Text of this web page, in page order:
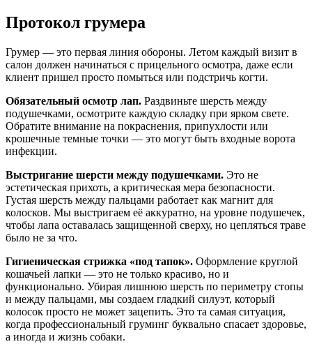
Протокол грумера
Грумер — это первая линия обороны. Летом каждый визит в
салон должен начинаться с прицельного осмотра, даже если
клиент пришел просто помыться или подстричь когти.
Обязательный осмотр лап. Раздвиньте шерсть между
подушечками, осмотрите каждую складку при ярком свете.
Обратите внимание на покраснения, припухлости или
крошечные темные точки — это могут быть входные ворота
инфекции.
Выстригание шерсти между подушечками. Это не
эстетическая прихоть, а критическая мера безопасности.
Густая шерсть между пальцами работает как магнит для
колосков. Мы выстригаем её аккуратно, на уровне подушечек,
чтобы лапа оставалась защищенной сверху, но цепляться траве
было не за что.
Гигиеническая стрижка «под тапок». Оформление круглой
кошачьей лапки — это не только красиво, но и
функционально. Убирая лишнюю шерсть по периметру стопы
и между пальцами, мы создаем гладкий силуэт, который
колосок просто не может зацепить. Это та самая ситуация,
когда профессиональный груминг буквально спасает здоровье,
а иногда и жизнь собаки.